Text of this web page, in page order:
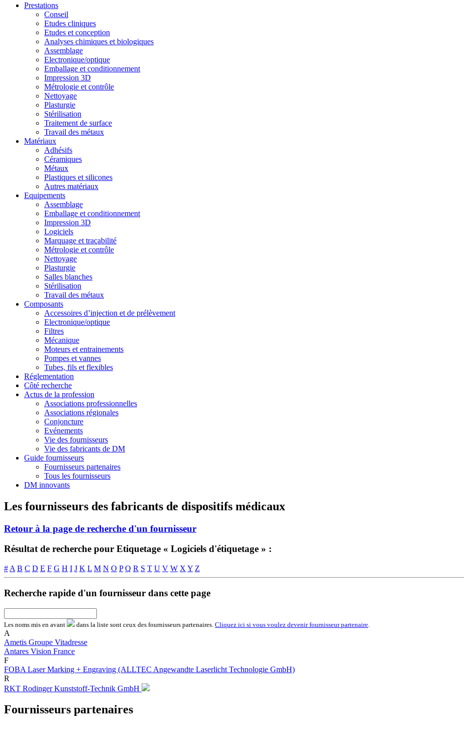
Prestations
Conseil
Etudes cliniques
Etudes et conception
Analyses chimiques et biologiques
Assemblage
Electronique/optique
Emballage et conditionnement
Impression 3D
Métrologie et contrôle
Nettoyage
Plasturgie
Stérilisation
Traitement de surface
Travail des métaux
Matériaux
Adhésifs
Céramiques
Métaux
Plastiques et silicones
Autres matériaux
Equipements
Assemblage
Emballage et conditionnement
Impression 3D
Logiciels
Marquage et traçabilité
Métrologie et contrôle
Nettoyage
Plasturgie
Salles blanches
Stérilisation
Travail des métaux
Composants
Accessoires d’injection et de prélèvement
Electronique/optique
Filtres
Mécanique
Moteurs et entrainements
Pompes et vannes
Tubes, fils et flexibles
Réglementation
Côté recherche
Actus de la profession
Associations professionnelles
Associations régionales
Conjoncture
Evénements
Vie des fournisseurs
Vie des fabricants de DM
Guide fournisseurs
Fournisseurs partenaires
Tous les fournisseurs
DM innovants
Les fournisseurs des fabricants de dispositifs médicaux
Retour à la page de recherche d'un fournisseur
Résultat de recherche pour Etiquetage « Logiciels d'étiquetage » :
# A B C D E F G H I J K L M N O P Q R S T U V W X Y Z
Recherche rapide d'un fournisseur dans cette page
Les noms mis en avant dans la liste sont ceux des fournisseurs partenaires. Cliquez ici si vous voulez devenir fournisseur partenaire
A
Ametis Groupe Vitadresse
Antares Vision France
F
FOBA Laser Marking + Engraving (ALLTEC Angewandte Laserlicht Technologie GmbH)
R
RKT Rodinger Kunststoff-Technik GmbH
Fournisseurs partenaires